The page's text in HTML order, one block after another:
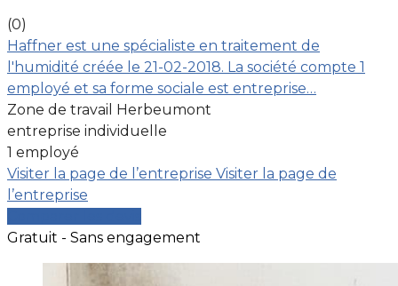
(0)
Haffner est une spécialiste en traitement de
l'humidité créée le 21-02-2018. La société compte 1
employé et sa forme sociale est entreprise…
Zone de travail Herbeumont
entreprise individuelle
1 employé
Visiter la page de l’entreprise Visiter la page de
l’entreprise
Gratuit - Sans engagement